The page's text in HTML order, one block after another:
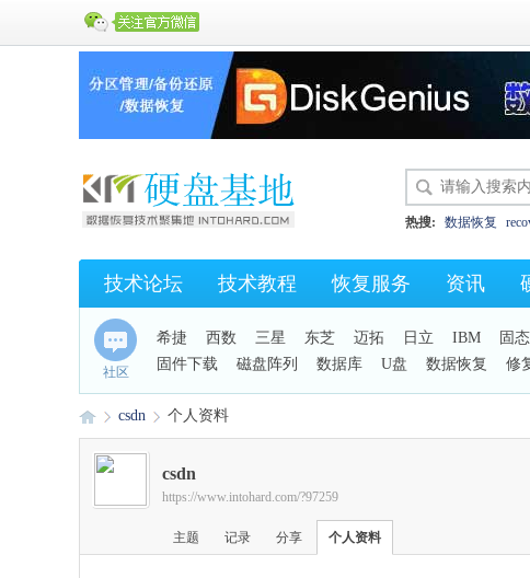
热搜: 数据恢复
KC43 保险 西数电
技术论坛 技术教程 恢复服务 资讯
社区
希捷 西数 三星 东芝 迈拓 日立 IBM
固态
固件下载
磁盘阵列 数据库 U盘 数据恢复 修
手机恢复
硬›
csdn
›
个人资料
csdn
https://www.intohard.com/?97259
主题 记录 分享 个人资料